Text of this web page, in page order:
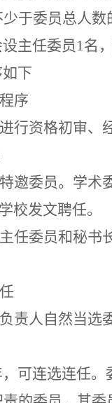
于委员总人
主任委员 1名
下
序
行资格初审、
邀委员。学术
校发文聘任。
任委员和秘书
责人自然当选
可连选连任。